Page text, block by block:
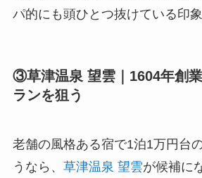
パ的にも頭ひとつ抜けている印象
③草津温泉 望雲｜1604年創
ランを狙う
老舗の風格ある宿で1泊1万円台
うなら、 草津温泉 望雲が候補に